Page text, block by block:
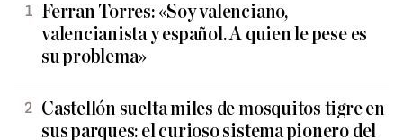
Ferran Torres: «Soy valenciano,
valencianista y español. A quien le pese es
su problema»
Castellón suelta miles de mosquitos tigre en
sus parques: el curioso sistema pionero del